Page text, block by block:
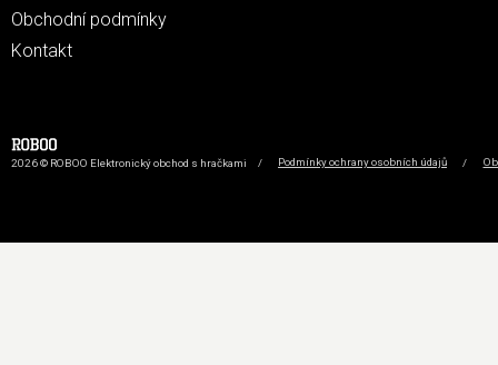
Obchodní podmínky
Kontakt
2026 © ROBOO Elektronický obchod s hračkami / Podmínky ochrany osobních údajů /